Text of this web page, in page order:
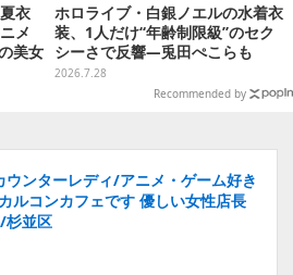
衣
メ
美女
ホロライブ・白銀ノエルの水着衣
装、1人だけ“年齢制限級”のセク
シーさで反響―兎田ぺこらも
「こ、こんなことが許されていい
のか？」と興奮隠せず
2026.7.28
Recommended by
ンターレディ/アニメ・ゲーム好き
ルコンカフェです 優しい女性店長
杉並区